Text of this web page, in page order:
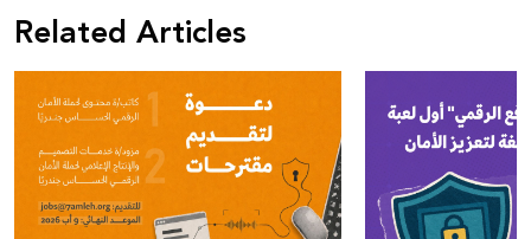
Related Articles